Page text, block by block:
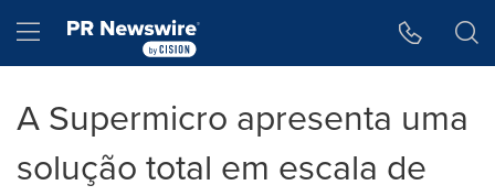
Hamburger menu
A Supermicro apresenta uma
solução total em escala de